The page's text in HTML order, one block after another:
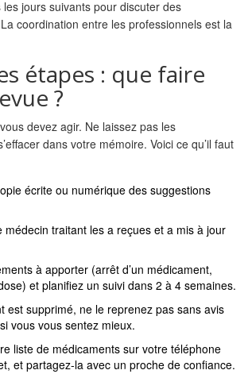
jours suivants pour discuter des
coordination entre les professionnels est la
étapes : que faire
?
devez agir. Ne laissez pas les
dans votre mémoire. Voici ce qu’il faut
écrite ou numérique des suggestions
médecin traitant les a reçues et a mis à jour
à apporter (arrêt d’un médicament,
et planifiez un suivi dans 2 à 4 semaines.
est supprimé, ne le reprenez pas sans avis
vous vous sentez mieux.
liste de médicaments sur votre téléphone
et partagez-la avec un proche de confiance.